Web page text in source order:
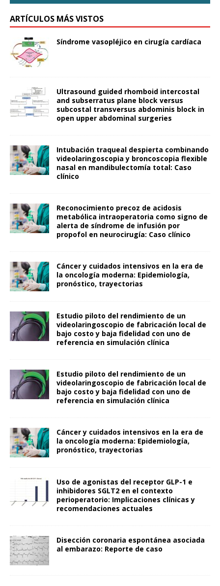
ARTÍCULOS MÁS VISTOS
Síndrome vasopléjico en cirugía cardíaca
Ultrasound guided rhomboid intercostal
and subserratus plane block versus
subcostal transversus abdominis block in
open upper abdominal surgeries
Intubación traqueal despierta combinando
videolaringoscopia y broncoscopia flexible
nasal en mandibulectomía total: Caso
clínico
Reconocimiento precoz de acidosis
metabólica intraoperatoria como signo de
alerta de síndrome de infusión por
propofol en neurocirugía: Caso clínico
Cáncer y cuidados intensivos en la era de
la oncología moderna: Epidemiología,
pronóstico, trayectorias
Estudio piloto del rendimiento de un
videolaringoscopio de fabricación local de
bajo costo y baja fidelidad con uno de
referencia en simulación clínica
Estudio piloto del rendimiento de un
videolaringoscopio de fabricación local de
bajo costo y baja fidelidad con uno de
referencia en simulación clínica
Cáncer y cuidados intensivos en la era de
la oncología moderna: Epidemiología,
pronóstico, trayectorias
Uso de agonistas del receptor GLP-1 e
inhibidores SGLT2 en el contexto
perioperatorio: Implicaciones clínicas y
recomendaciones actuales
Disección coronaria espontánea asociada
al embarazo: Reporte de caso